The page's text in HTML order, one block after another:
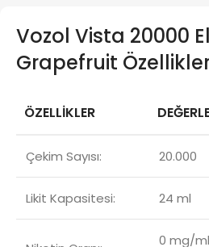
Vozol Vista 20000
Grapefruit
ÖZELLİKLER
Çekim Sayısı: 20.000
Likit Kapasitesi: 24 ml
0 mg/